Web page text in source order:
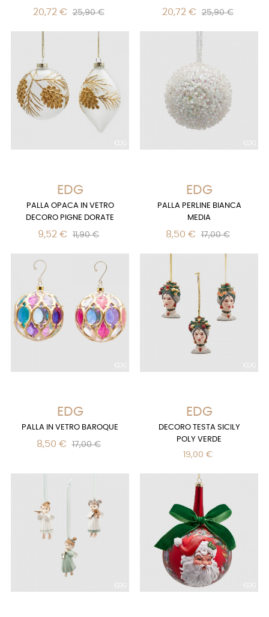
20,72 € 25,90 € 20,72 € 25,90 €
EDG
PALLA OPACA IN VETRO
DECORO PIGNE DORATE
9,52 € 11,90 €
EDG
PALLA PERLINE BIANCA
MEDIA
8,50 € 17,00 €
EDG
PALLA IN VETRO BAROQUE
8,50 € 17,00 €
EDG
DECORO TESTA SICILY
POLY VERDE
19,00 €